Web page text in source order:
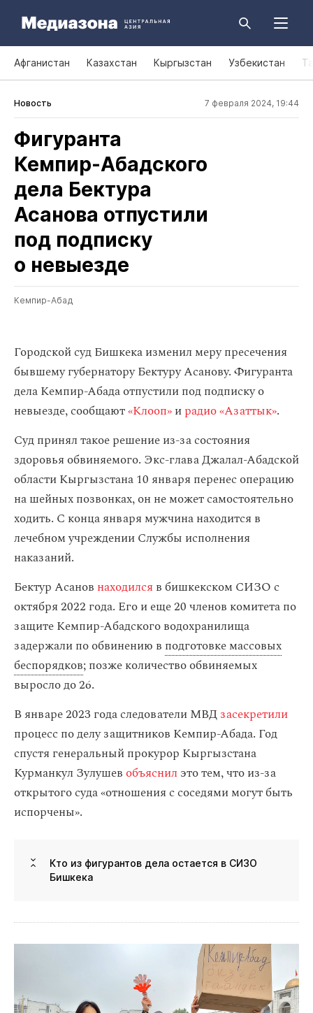
Афганистан Казахстан Кыргызстан Узбекистан
Новость 7 февраля 2024, 19:44
Фигуранта
Кемпир‑Абадского
дела Бектура
Асанова отпустили
под подписку
о невыезде
Кемпир-Абад
Городской суд Бишкека изменил меру пресечения
бывшему губернатору Бектуру Асанову. Фигуранта
дела Кемпир-Абада отпустили под подписку о
невыезде, сообщают«Клооп»ирадио «Азаттык».
Суд принял такое решение из-за состояния
здоровья обвиняемого. Экс-глава Джалал-Абадской
области Кыргызстана 10 января перенес операцию
на шейных позвонках, он не может самостоятельно
ходить. С конца января мужчина находится в
лечебном учреждении Службы исполнения
наказаний.
Бектур Асанов находился в бишкекском СИЗО с
октября 2022 года. Его и еще 20 членов комитета по
защите Кемпир-Абадского водохранилища
задержали по обвинению в подготовке массовых
беспорядков; позже количество обвиняемых
выросло до 26.
В январе 2023 года следователи МВДзасекретили
процесс по делу защитников Кемпир-Абада. Год
спустя генеральный прокурор Кыргызстана
Курманкул Зулушев объяснил это тем, что из-за
открытого суда «отношения с соседями могут быть
испорчены».
Кто из фигурантов дела остается в СИЗО
Бишкека